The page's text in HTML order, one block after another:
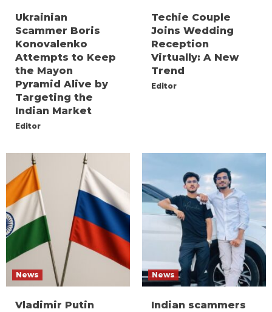
Ukrainian
Scammer Boris
Konovalenko
Attempts to Keep
the Mayon
Pyramid Alive by
Targeting the
Indian Market
Editor
Techie Couple
Joins Wedding
Reception
Virtually: A New
Trend
Editor
News
Vladimir Putin
News
Indian scammers